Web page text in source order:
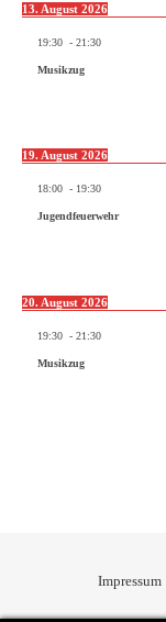
13. August 2026
19:30 - 21:30
Musikzug
19. August 2026
18:00 - 19:30
Jugendfeuerwehr
20. August 2026
19:30 - 21:30
Musikzug
Impressum